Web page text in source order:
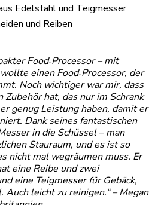
Edelstahl und Teigmesser
und Reiben
Food‑Processor – mit
einen Food‑Processor, der
Noch wichtiger war mir, dass
Zubehör hat, das nur im Schrank
genug Leistung haben, damit er
Dank seines fantastischen
in die Schüssel – man
Stauraum, und es ist so
nicht mal wegräumen muss. Er
eine Reibe und zwei
eine Teigmesser für Gebäck,
leicht zu reinigen.“ – Megan